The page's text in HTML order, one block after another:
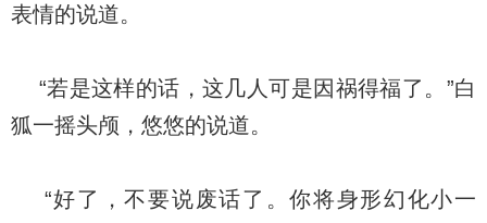
表情的说道。
“若是这样的话，这几人可是因祸得福了。”白
狐一摇头颅，悠悠的说道。
“好了，不要说废话了。你将身形幻化小一